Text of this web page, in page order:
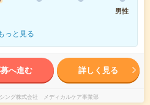
男性
っと見る
へ進む 詳しく見る
ング株式会社 メディカルケア事業部